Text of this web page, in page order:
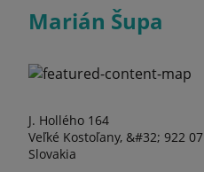
Marián Šupa
J. Hollého 164
Veľké Kostoľany, &#32; 922 07
Slovakia